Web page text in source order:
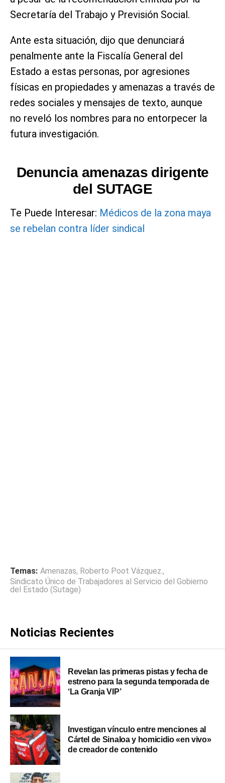
Secretaría del Trabajo y Previsión Social.
Ante esta situación, dijo que denunciará
penalmente ante la Fiscalía General del
Estado a estas personas, por agresiones
físicas en propiedades y amenazas a través de
redes sociales y mensajes de texto, aunque
no reveló los nombres para no entorpecer la
futura investigación.
Denuncia amenazas dirigente
del SUTAGE
Te Puede Interesar: Médicos de la zona maya
se rebelan contra líder sindical
Temas: Amenazas, Roberto Poot Vázquez.,
Sindicato Único de Trabajadores al Servicio del Gobierno
del Estado (Sutage)
Noticias Recientes
Revelan las primeras pistas y fecha de
estreno para la segunda temporada de
‘La Granja VIP’
Investigan vínculo entre menciones al
Cártel de Sinaloa y homicidio «en vivo»
de creador de contenido